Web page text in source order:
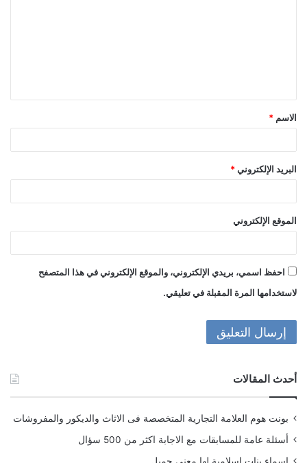
ق
*
الاسم *
البريد الإلكتروني *
الموقع الإلكتروني
احفظ اسمي، بريدي الإلكتروني، والموقع الإلكتروني في هذا المتصفح
لاستخدامها المرة المقبلة في تعليقي.
أحدث المقالات
بونت هوم العلامة التجارية المتخصصة فى الاثاث والديكور والمفروشات
أسئلة عامة للمسابقات مع الاجابة اكثر من 500 سؤال
اسماء بنات اسلامية لها معنى جميل